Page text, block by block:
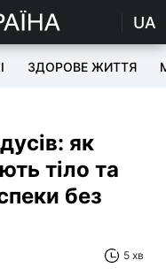
UA
ЗДОРОВЕ ЖИТТЯ
як
тіло та
без
5 хв